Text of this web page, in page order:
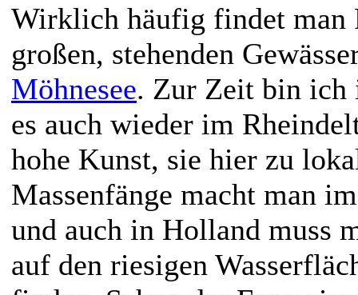
Wirklich häufig findet man
großen, stehenden
Möhnesee. Zur Zeit bin ich
es auch wieder im
hohe Kunst, sie hier zu
Massenfänge macht man
und auch in Holland muss
auf den riesigen